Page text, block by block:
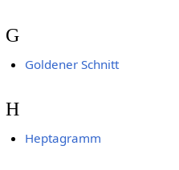
G
Goldener Schnitt
H
Heptagramm